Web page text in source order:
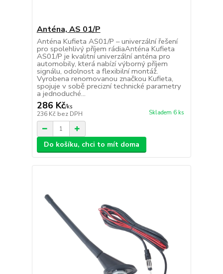
Anténa, AS 01/P
Anténa Kufieta AS01/P – univerzální řešení
pro spolehlivý příjem rádiaAnténa Kufieta
AS01/P je kvalitní univerzální anténa pro
automobily, která nabízí výborný příjem
signálu, odolnost a flexibilní montáž.
Vyrobena renomovanou značkou Kufieta,
spojuje v sobě precizní technické parametry
a jednoduché...
286 Kč/ks
236 Kč bez DPH Skladem 6 ks
Do košíku, chci to mít doma